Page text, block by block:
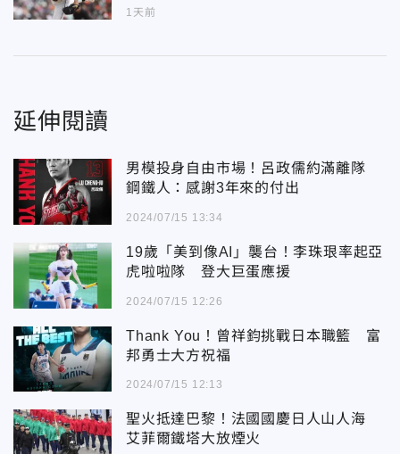
1天前
延伸閱讀
男模投身自由市場！呂政儒約滿離隊
鋼鐵人：感謝3年來的付出
2024/07/15 13:34
19歲「美到像AI」襲台！李珠珢率起亞
虎啦啦隊 登大巨蛋應援
2024/07/15 12:26
Thank You！曾祥鈞挑戰日本職籃 富
邦勇士大方祝福
2024/07/15 12:13
聖火抵達巴黎！法國國慶日人山人海
艾菲爾鐵塔大放煙火